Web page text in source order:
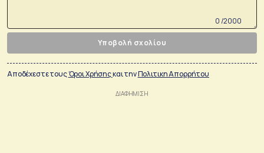
0 /2000
Υποβολή σχολίου
Αποδέχεστε τουςΌροι Χρήσηςκαι τηνΠολιτικη Απορρήτου